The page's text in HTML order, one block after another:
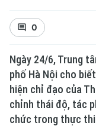
0
Ngày 24/6, Trung
phố Hà Nội cho
hiện chỉ đạo của
chỉnh thái độ, tác
chức trong thực thi